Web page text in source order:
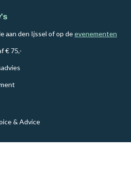
aan den Ijssel of op deevenementen
€ 75,-
& Advice